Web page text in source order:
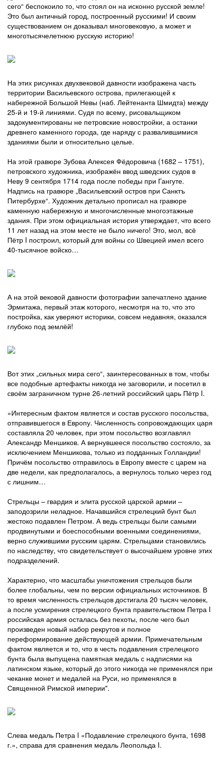
сего“ беспокоило то, что стоял он на исконно русской земле!
Это был античный город, построенный русскими! И своим
существованием он доказывал многовековую, а может и
многотысячелетнюю русскую историю!
На этих рисунках двухвековой давности изображена часть
территории Васильевского острова, прилегающей к
набережной Большой Невы (наб. Лейтенанта Шмидта) между
25-й и 19-й линиями. Судя по всему, рисовальщиком
задокументированы не петровские новостройки, а останки
древнего каменного города, где наряду с развалившимися
зданиями были и относительно целые.
На этой гравюре Зубова Алексея Фёдоровича (1682 – 1751),
петровского художника, изображён ввод шведских судов в
Неву 9 сентября 1714 года после победы при Гангуте.
Надпись на гравюре „Васильевский остров при Санктъ
Питербурхе“. Художник детально прописал на гравюре
каменную набережную и многочисленные многоэтажные
здания. При этом официальная история утверждает, что всего
11 лет назад на этом месте не было ничего! Это, мол, всё
Пётр I построил, который для войны со Швецией имел всего
40-тысячное войско…
А на этой вековой давности фотографии запечатлено здание
Эрмитажа, первый этаж которого, несмотря на то, что это
постройка, как уверяют историки, совсем недавняя, оказался
глубоко под землёй!
Вот этих „сильных мира сего“, заинтересованных в том, чтобы
все подобные артефакты никогда не заговорили, и посетил в
своём заграничном турне 26-летний российский царь Пётр I.
»Интересным фактом является и состав русского посольства,
отправившегося в Европу. Численность сопровождающих царя
составляла 20 человек, при этом посольство возглавлял
Александр Меншиков. А вернувшееся посольство состояло, за
исключением Меншикова, только из подданных Голландии!
Причём посольство отправилось в Европу вместе с царем на
две недели, как предполагалось, а вернулось только через год
с лишним…
Стрельцы – гвардия и элита русской царской армии –
заподозрили неладное. Начавшийся стрелецкий бунт был
жестоко подавлен Петром. А ведь стрельцы были самыми
продвинутыми и боеспособными военными соединениями,
верно служившими русским царям. Стрельцами становились
по наследству, что свидетельствует о высочайшем уровне этих
подразделений.
Характерно, что масштабы уничтожения стрельцов были
более глобальны, чем по версии официальных источников. В
то время численность стрельцов достигала 20 тысяч человек,
а после усмирения стрелецкого бунта правительством Петра I
российская армия осталась без пехоты, после чего был
произведен новый набор рекрутов и полное
переформирование действующей армии. Примечательным
фактом является и то, что в честь подавления стрелецкого
бунта была выпущена памятная медаль с надписями на
латинском языке, который до этого никогда не применялся при
чеканке монет и медалей на Руси, но применялся в
Священной Римской империи".
Слева медаль Петра I «Подавление стрелецкого бунта, 1698
г.», справа для сравнения медаль Леопольда I.